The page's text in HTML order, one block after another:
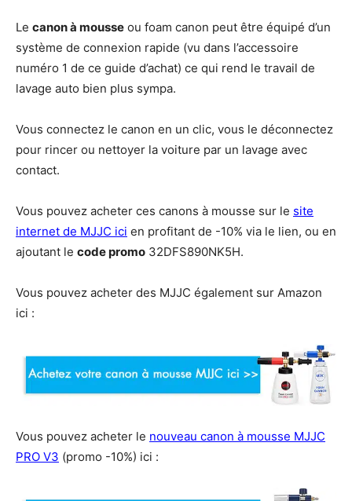
Le canon à mousse ou foam canon peut être équipé d’un
système de connexion rapide (vu dans l’accessoire
numéro 1 de ce guide d’achat) ce qui rend le travail de
lavage auto bien plus sympa.
Vous connectez le canon en un clic, vous le déconnectez
pour rincer ou nettoyer la voiture par un lavage avec
contact.
Vous pouvez acheter ces canons à mousse sur le site
internet de MJJC ici en profitant de -10% via le lien, ou en
ajoutant le code promo 32DFS890NK5H.
Vous pouvez acheter des MJJC également sur Amazon
ici :
Vous pouvez acheter le nouveau canon à mousse MJJC
PRO V3 (promo -10%) ici :